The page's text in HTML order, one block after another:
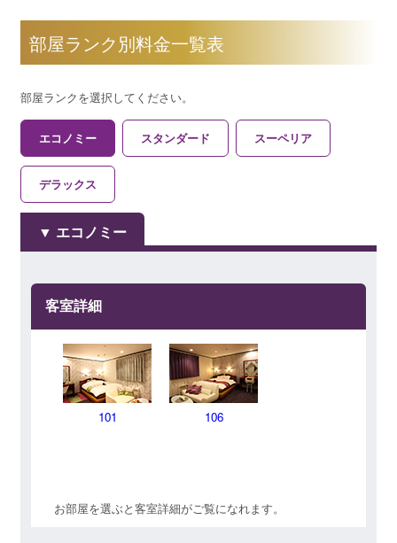
部屋ランク別料金一覧表
部屋ランクを選択してください。
エコノミー スタンダード スーペリア
デラックス
エコノミー
客室詳細
101 106
お部屋を選ぶと客室詳細がご覧になれます。